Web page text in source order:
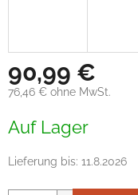
90,99 €
76,46 € ohne MwSt.
Auf Lager
Lieferung bis: 11.8.2026